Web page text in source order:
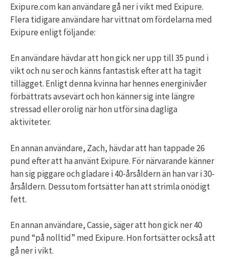
Exipure.com kan användare gå ner i vikt med Exipure.
Flera tidigare användare har vittnat om fördelarna med
Exipure enligt följande:
En användare hävdar att hon gick ner upp till 35 pund i
vikt och nu ser och känns fantastisk efter att ha tagit
tillägget. Enligt denna kvinna har hennes energinivåer
förbättrats avsevärt och hon känner sig inte längre
stressad eller orolig när hon utför sina dagliga
aktiviteter.
En annan användare, Zach, hävdar att han tappade 26
pund efter att ha använt Exipure. För närvarande känner
han sig piggare och gladare i 40-årsåldern än han var i 30-
årsåldern. Dessutom fortsätter han att strimla onödigt
fett.
En annan användare, Cassie, säger att hon gick ner 40
pund “på nolltid” med Exipure. Hon fortsätter också att
gå ner i vikt.